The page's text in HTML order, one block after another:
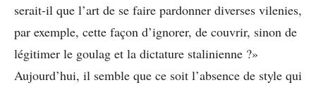
serait-il que l’art de se faire pardonner diverses vilenies,
par exemple, cette façon d’ignorer, de couvrir, sinon de
légitimer le goulag et la dictature stalinienne ?»
Aujourd’hui, il semble que ce soit l’absence de style qui